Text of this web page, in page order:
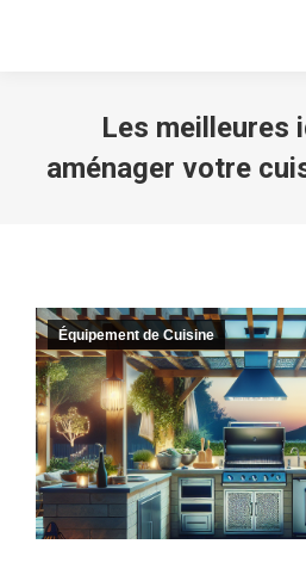
Les meilleures
aménager votre
Équipement de Cuisine